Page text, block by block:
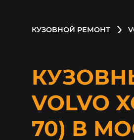
КУЗОВНОЙ РЕМОНТ
VOLVO
70) В